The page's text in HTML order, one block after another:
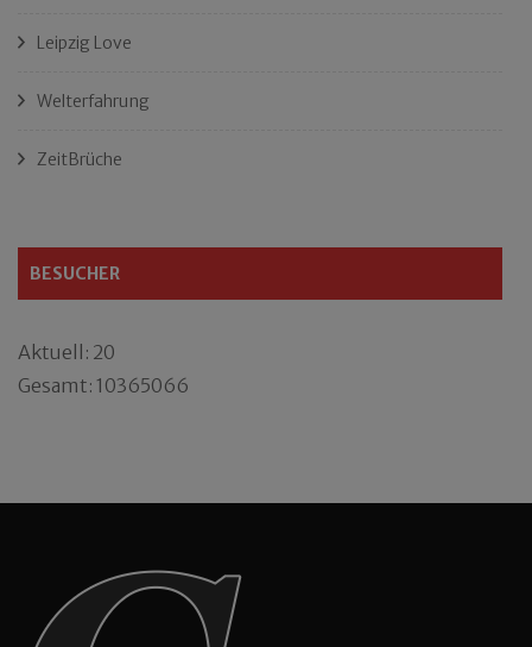
Leipzig Love
Welterfahrung
ZeitBrüche
BESUCHER
Aktuell: 20
Gesamt: 10365066